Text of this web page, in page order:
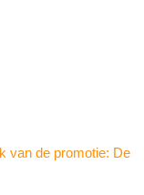
van de promotie: De